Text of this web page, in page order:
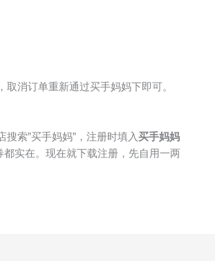
消订单重新通过买手妈妈下即可。
索”买手妈妈”，注册时填入买手妈妈
实在。现在就下载注册，先自用一两